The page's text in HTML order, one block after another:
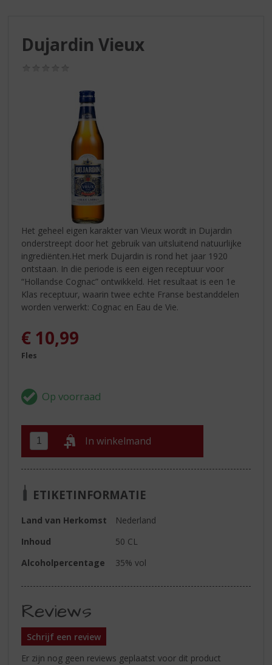
Dujardin Vieux
Het geheel eigen karakter van Vieux wordt in Dujardin
onderstreept door het gebruik van uitsluitend natuurlijke
ingrediënten.Het merk Dujardin is rond het jaar 1920
ontstaan. In die periode is een eigen receptuur voor
“Hollandse Cognac” ontwikkeld. Het resultaat is een 1e
Klas receptuur, waarin twee echte Franse bestanddelen
worden verwerkt: Cognac en Eau de Vie.
€ 10,99
Fles
In winkelmand
ETIKETINFORMATIE
Land van Herkomst
Nederland
Inhoud
50 CL
Alcoholpercentage
35% vol
Reviews
Schrijf een review
Er zijn nog geen reviews geplaatst voor dit product